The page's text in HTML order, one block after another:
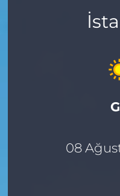
08
GÜNCEL